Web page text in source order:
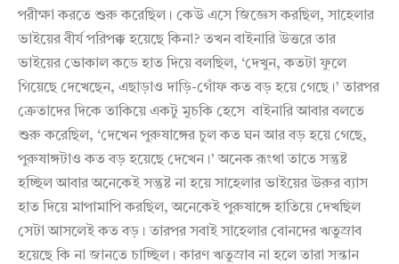
পরীক্ষা করতে শুরু করেছিল। কেউ এসে জিজ্ঞেস করছিল, সাহেলার
ভাইয়ের বীর্য পরিপক্ক হয়েছে কিনা? তখন বাইনারি উত্তরে তার
ভাইয়ের ভোকাল কডে হাত দিয়ে বলছিল, ‘দেখুন, কতটা ফুলে
গিয়েছে দেখেছেন, এছাড়াও দাড়ি-গোঁফ কত বড় হয়ে গেছে।’ তারপর
ক্রেতাদের দিকে তাকিয়ে একটু মুচকি হেসে বাইনারি আবার বলতে
শুরু করেছিল, ‘দেখেন পুরুষাঙ্গের চুল কত ঘন আর বড় হয়ে গেছে,
পুরুষাঙ্গটাও কত বড় হয়েছে দেখেন।’ অনেক রূংথা তাতে সন্তুষ্ট
হচ্ছিল আবার অনেকেই সন্তুষ্ট না হয়ে সাহেলার ভাইয়ের উরুর ব্যাস
হাত দিয়ে মাপামাপি করছিল, অনেকেই পুরুষাঙ্গে হাতিয়ে দেখছিল
সেটা আসলেই কত বড়। তারপর সবাই সাহেলার বোনদের ঋতুস্রাব
হয়েছে কি না জানতে চাচ্ছিল। কারণ ঋতুস্রাব না হলে তারা সন্তান